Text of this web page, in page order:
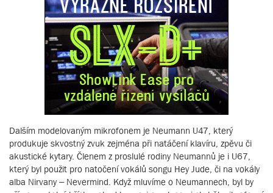
Dalším modelovaným mikrofonem je Neumann U47, který
produkuje skvostný zvuk zejména při natáčení klavíru, zpěvu či
akustické kytary. Členem z proslulé rodiny Neumannů je i U67,
který byl použit pro natočení vokálů songu Hey Jude, či na vokály
alba Nirvany – Nevermind. Když mluvíme o Neumannech, byl by